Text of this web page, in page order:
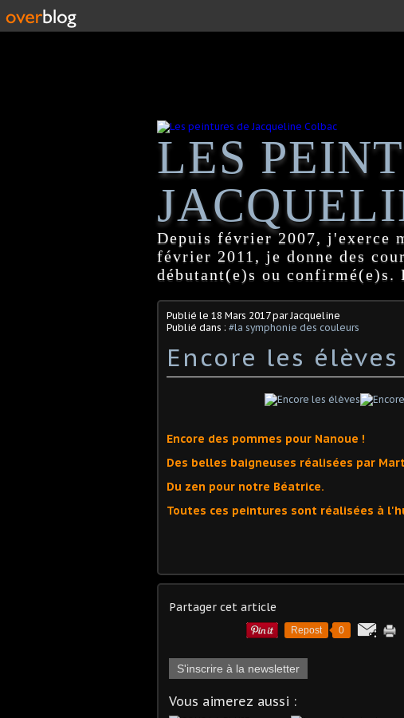
LES
Depuis février 2007, j'exerce
février 2011, je donne des
débutant(e)s ou confirmé(e)s.
Publié le 18 Mars 2017par Jacqueline
Publié dans : #la symphonie des couleurs
Encore les élèves
Encore des pommes pour Nanoue !
Des belles baigneuses réalisées par
Du zen pour notre Béatrice.
Toutes ces peintures sont réalisées à
Partager cet article
Repost 0
S'inscrire à la newsletter
Vous aimerez aussi :